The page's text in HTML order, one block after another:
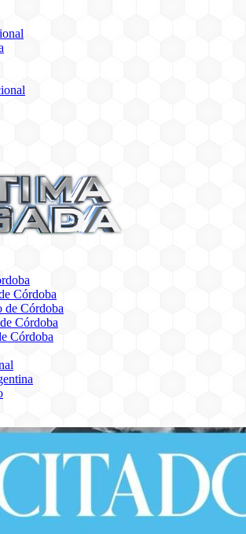
Córdoba
de Córdoba
Córdoba
Córdoba